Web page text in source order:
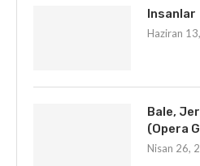
Insanlar
Haziran
Bale,
(Opera
Nisan 26,